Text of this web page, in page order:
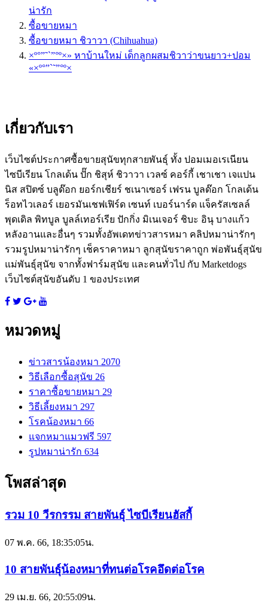
น่ารัก
ซื้อขายหมา
ซื้อขายหมา ชิวาวา (Chihuahua)
×º°”˜`”°º×» หาบ้านใหม่ เด็กลูกผสมชิวาว่าขนยาว+ปอม
«×º°”`˜”°º×
เกี่ยวกับเรา
เว็บไซต์ประกาศซื้อขายสุนัขทุกสายพันธุ์ ทั้ง ปอมเมอเรเนียน
ไซบีเรียน โกลเด้น ปั๊ก ชิสุห์ ชิวาวา เวลซ์ คอร์กี้ เชาเชา เจแปน
นิส สปิตซ์ บลูด๊อก ยอร์กเชียร์ ชเนาเซอร์ เฟรน บูลด๊อก โกลเด้น
ร็อทไวเลอร์ เยอรมันเชฟเฟิร์ด เซนท์ เบอร์นาร์ด แจ็ครัสเซลล์
พุดเดิล พิทบูล บูลล์เทอร์เรีย ปักกิ่ง มิเนเจอร์ ชิบะ อินุ บางแก้ว
หลังอานและอื่นๆ รวมทั้งอัพเดทข่าวสารหมา คลิปหมาน่ารักๆ
รวมรูปหมาน่ารักๆ เช็คราคาหมา ลูกสุนัขราคาถูก พ่อพันธุ์สุนัข
แม่พันธุ์สุนัข จากทั้งฟาร์มสุนัข และคนทั่วไป กับ Marketdogs
เว็บไซต์สุนัขอันดับ 1 ของประเทศ
หมวดหมู่
ข่าวสารน้องหมา 2070
วิธีเลือกซื้อสุนัข 26
ราคาซื้อขายหมา 29
วิธีเลี้ยงหมา 297
โรคน้องหมา 66
แจกหมาแมวฟรี 597
รูปหมาน่ารัก 634
โพสล่าสุด
รวม 10 วีรกรรม สายพันธุ์ ไซบีเรียนฮัสกี้
07 พ.ค. 66, 18:35:05น.
10 สายพันธุ์น้องหมาที่ทนต่อโรคอึดต่อโรค
29 เม.ย. 66, 20:55:09น.